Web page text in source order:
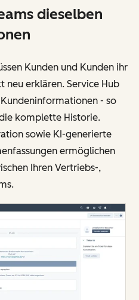
dieselben
Kunden und Kunden ihr
neu erklären. Service Hub
- so
komplette Historie.
sowie KI-generierte
ermöglichen
Ihren Vertriebs-,